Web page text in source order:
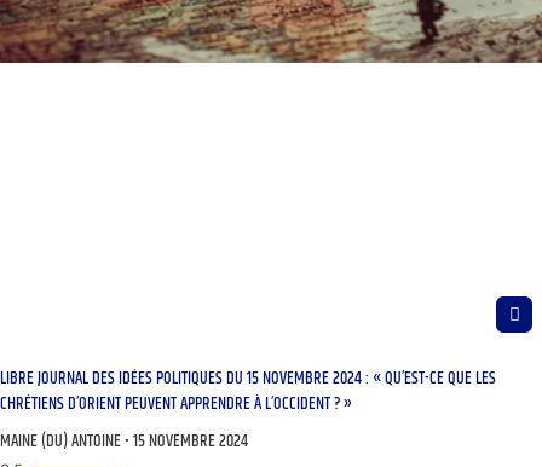
LIBRE JOURNAL DES IDÉES POLITIQUES DU 15 NOVEMBRE 2024 : « QU’EST-CE QUE LES
CHRÉTIENS D’ORIENT PEUVENT APPRENDRE À L’OCCIDENT ? »
MAINE (DU) ANTOINE 15 NOVEMBRE 2024